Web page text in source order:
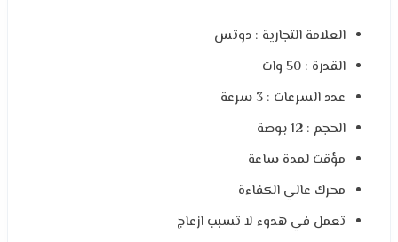
العلامة التجارية : دوتس
القدرة : 50 وات
عدد السرعات : 3 سرعة
الحجم : 12 بوصة
مؤقت لمدة ساعة
محرك عالي الكفاءة
تعمل في هدوء لا تسبب ازعاج